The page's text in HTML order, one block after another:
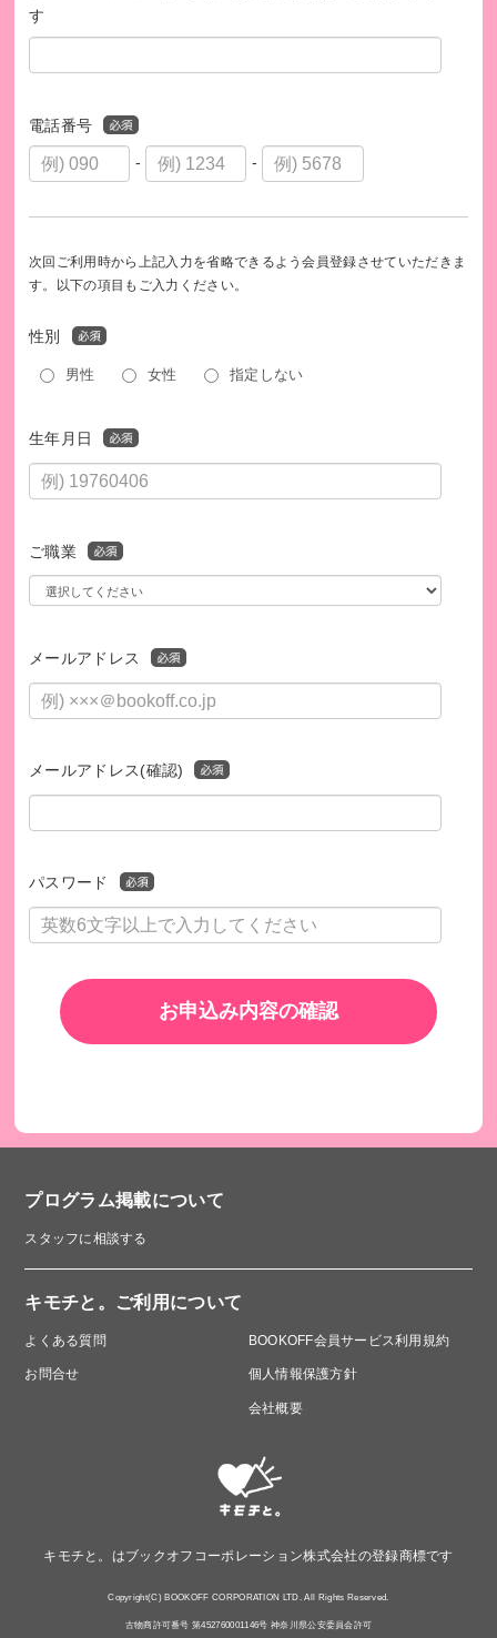
す
電話番号
- -
次回ご利用時から上記入力を省略できるよう会員登録させていただきま
す。以下の項目もご入力ください。
性別
男性 女性 指定しない
生年月日
ご職業
メールアドレス
メールアドレス(確認)
パスワード
お申込み内容の確認
プログラム掲載について
スタッフに相談する
キモチと。ご利用について
よくある質問
お問合せ
BOOKOFF会員サービス利用規約
個人情報保護方針
会社概要
キモチと。はブックオフコーポレーション株式会社の登録商標です
Copyright(C) BOOKOFF CORPORATION LTD. All Rights Reserved.
古物商許可番号 第452760001146号 神奈川県公安委員会許可